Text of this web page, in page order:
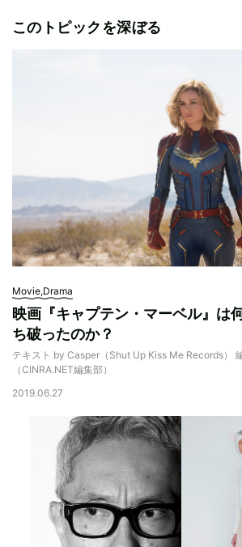
このトピックを深ぼる
Movie,Drama
映画『キャプテン・マーベル』は
ち破ったのか？
テキスト by Casper（Shut Up Kiss Me Records）
（CINRA.NET編集部）
2019.06.27